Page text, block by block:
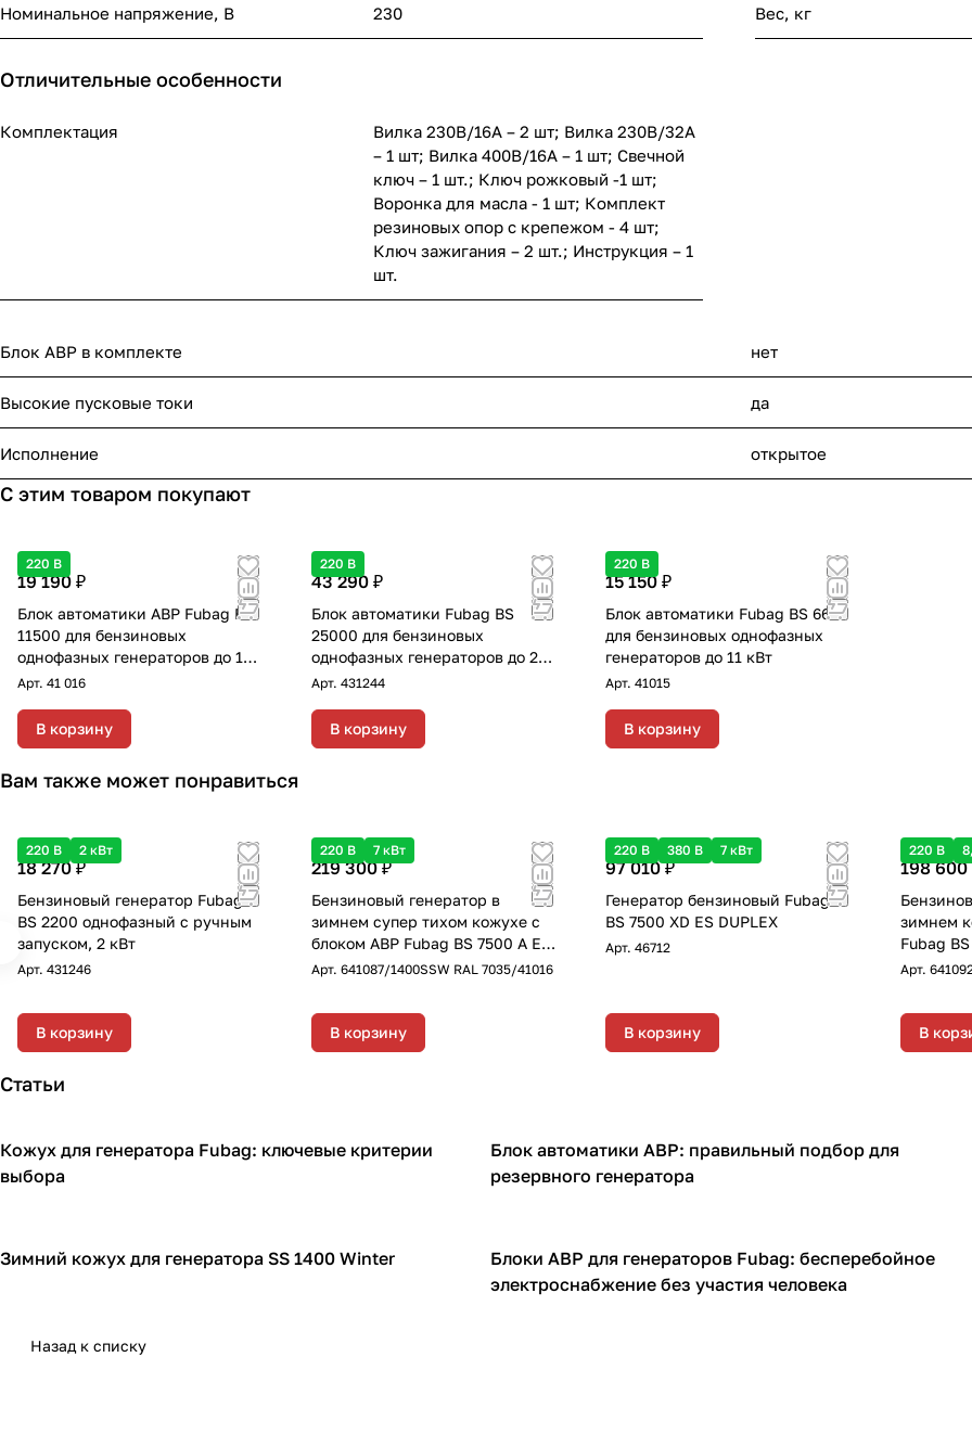
Номинальное напряжение, В 230 Вес, кг
Отличительные особенности
Комплектация
Вилка 230В/16А – 2 шт; Вилка 230В/32А
– 1 шт; Вилка 400В/16А – 1 шт; Свечной
ключ – 1 шт.; Ключ рожковый -1 шт;
Воронка для масла - 1 шт; Комплект
резиновых опор с крепежом - 4 шт;
Ключ зажигания – 2 шт.; Инструкция – 1
шт.
Блок АВР в комплекте нет
Высокие пусковые токи да
Исполнение открытое
С этим товаром покупают
220 В
19 190 ₽
Блок автоматики АВР Fubag BS
11500 для бензиновых
однофазных генераторов до 11
кВт с переключением "зима-
Арт. 41 016
В корзину
220 В
43 290 ₽
Блок автоматики Fubag BS
25000 для бензиновых
однофазных генераторов до 22
кВт с переключением "зима-
Арт.431244
В корзину
220 В
15 150 ₽
Блок автоматики Fubag BS 6600
для бензиновых однофазных
генераторов до 11 кВт
Арт.41015
В корзину
Вам также может понравиться
220 В 2 кВт
18 270 ₽
Бензиновый генератор Fubag
BS 2200 однофазный с ручным
запуском, 2 кВт
Арт. 431246
В корзину
220 В 7 кВт
219 300 ₽
Бензиновый генератор в
зимнем супер тихом кожухе с
блоком АВР Fubag BS 7500 A ES
DUPLEX/1400SSW RAL 7035
Арт.641087/1400SSW RAL 7035/41016
В корзину
220 В 380 В 7 кВт
97 010 ₽
Генератор бензиновый Fubag
BS 7500 XD ES DUPLEX
Арт.46712
В корзину
220 В
198 600
зимнем
Fubag
RAL
Арт.
В
Статьи
Кожухи для генераторов
Кожух для генератора Fubag: ключевые критерии
выбора
Генераторы
Блок автоматики АВР: правильный подбор для
резервного генератора
Кожухи для генераторов
Зимний кожух для генератора SS 1400 Winter Генераторы
Блоки АВР для генераторов Fubag: бесперебойное
электроснабжение без участия человека
Назад к списку